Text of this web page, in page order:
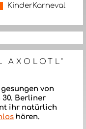
KinderKarneval
AXOLOTL"
von
Berliner
ihr natürlich
hören.